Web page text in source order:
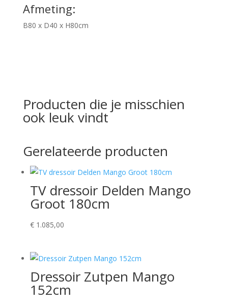
Afmeting:
B80 x D40 x H80cm
Producten die je misschien
ook leuk vindt
Gerelateerde producten
TV dressoir Delden Mango
Groot 180cm
€1.085,00
Dressoir Zutpen Mango
152cm